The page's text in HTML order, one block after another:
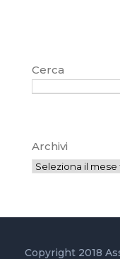
Cerca
Archivi
Copyright 2018